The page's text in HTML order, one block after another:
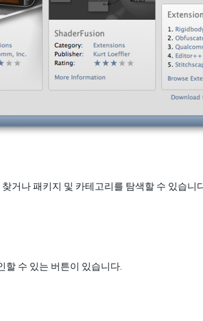
거나 패키지 및 카테고리를 탐색할 수 있습니
수 있는 버튼이 있습니다.